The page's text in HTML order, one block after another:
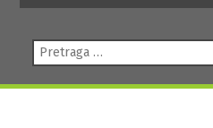
Pretraga: